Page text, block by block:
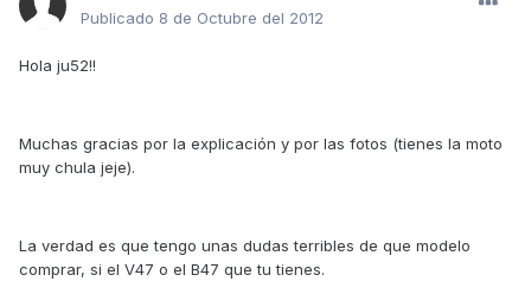
Publicado 8 de Octubre del 2012
Hola ju52!!
Muchas gracias por la explicación y por las fotos (tienes la moto
muy chula jeje).
La verdad es que tengo unas dudas terribles de que modelo
comprar, si el V47 o el B47 que tu tienes.